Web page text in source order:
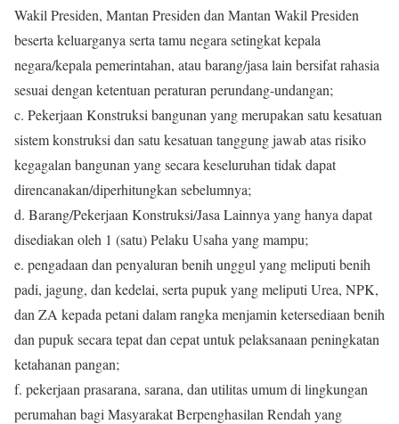
Wakil Presiden, Mantan Presiden dan Mantan Wakil Presiden
beserta keluarganya serta tamu negara setingkat kepala
negara/kepala pemerintahan, atau barang/jasa lain bersifat rahasia
sesuai dengan ketentuan peraturan perundang-undangan;
c. Pekerjaan Konstruksi bangunan yang merupakan satu kesatuan
sistem konstruksi dan satu kesatuan tanggung jawab atas risiko
kegagalan bangunan yang secara keseluruhan tidak dapat
direncanakan/diperhitungkan sebelumnya;
d. Barang/Pekerjaan Konstruksi/Jasa Lainnya yang hanya dapat
disediakan oleh 1 (satu) Pelaku Usaha yang mampu;
e. pengadaan dan penyaluran benih unggul yang meliputi benih
padi, jagung, dan kedelai, serta pupuk yang meliputi Urea, NPK,
dan ZA kepada petani dalam rangka menjamin ketersediaan benih
dan pupuk secara tepat dan cepat untuk pelaksanaan peningkatan
ketahanan pangan;
f. pekerjaan prasarana, sarana, dan utilitas umum di lingkungan
perumahan bagi Masyarakat Berpenghasilan Rendah yang